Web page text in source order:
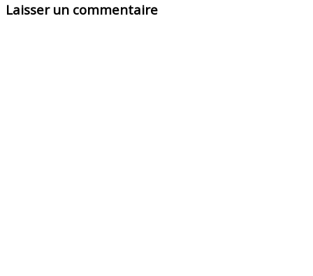
Laisser un commentaire